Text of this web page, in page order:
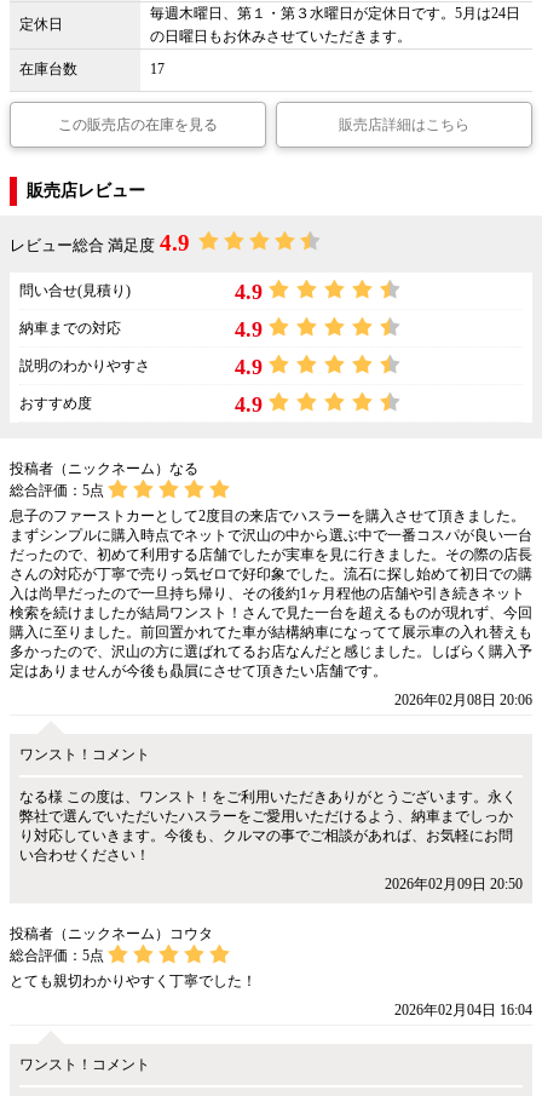
定休日
毎週木曜日、第１・第３水曜日が定休日です。5月は24日
の日曜日もお休みさせていただきます。
在庫台数
17
この販売店の在庫を見る 販売店詳細はこちら
販売店レビュー
レビュー総合 満足度 4.9
問い合せ(見積り) 4.9
納車までの対応 4.9
説明のわかりやすさ 4.9
おすすめ度 4.9
投稿者（ニックネーム）なる
総合評価： 5点
息子のファーストカーとして2度目の来店でハスラーを購入させて頂きました。
まずシンプルに購入時点でネットで沢山の中から選ぶ中で一番コスパが良い一台
だったので、初めて利用する店舗でしたが実車を見に行きました。その際の店長
さんの対応が丁寧で売りっ気ゼロで好印象でした。流石に探し始めて初日での購
入は尚早だったので一旦持ち帰り、その後約1ヶ月程他の店舗や引き続きネット
検索を続けましたが結局ワンスト！さんで見た一台を超えるものが現れず、今回
購入に至りました。前回置かれてた車が結構納車になってて展示車の入れ替えも
多かったので、沢山の方に選ばれてるお店なんだと感じました。しばらく購入予
定はありませんが今後も贔屓にさせて頂きたい店舗です。
2026年02月08日 20:06
ワンスト！コメント
なる様 この度は、ワンスト！をご利用いただきありがとうございます。永く
弊社で選んでいただいたハスラーをご愛用いただけるよう、納車までしっか
り対応していきます。今後も、クルマの事でご相談があれば、お気軽にお問
い合わせください！
2026年02月09日 20:50
投稿者（ニックネーム）コウタ
総合評価： 5点
とても親切わかりやすく丁寧でした！
2026年02月04日 16:04
ワンスト！コメント